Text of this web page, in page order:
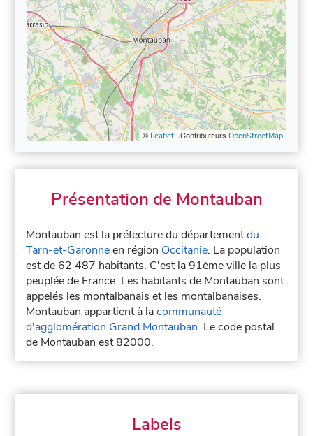
© Leaflet| Contributeurs OpenStreetMap
Présentation de Montauban
Montauban est la préfecture du départementdu
Tarn-et-Garonneen région Occitanie. La population
est de 62 487 habitants. C'est la 91ème ville la plus
peuplée de France. Les habitants de Montauban sont
appelés les montalbanais et les montalbanaises.
Montauban appartient à lacommunauté
d'agglomération Grand Montauban. Le code postal
de Montauban est 82000.
Labels